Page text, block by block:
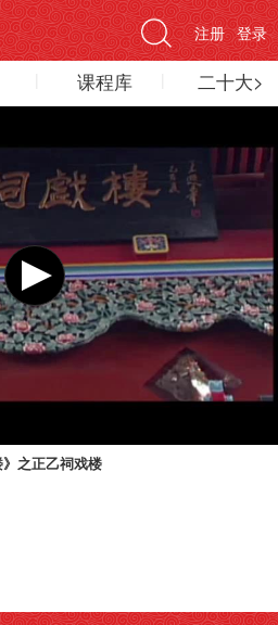
登录
注册
课程库 二十大>
之正乙祠戏楼